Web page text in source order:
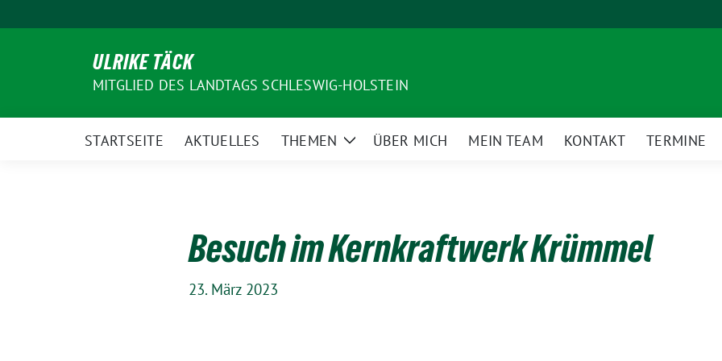
zum
ULRIKE TÄCK
MITGLIED DES LANDTAGS SCHLESWIG-HOLSTEIN
STARTSEITE AKTUELLES THEMEN
ZeigeÜBER MICH MEIN TEAM KONTAKT TERMINE
Besuch im Kernkraftwerk Krümmel
23. März 2023